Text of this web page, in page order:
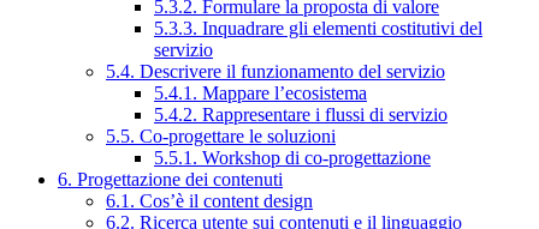
5.3.2. Formulare la proposta di valore
5.3.3. Inquadrare gli elementi costitutivi del
servizio
5.4. Descrivere il funzionamento del servizio
5.4.1. Mappare l’ecosistema
5.4.2. Rappresentare i flussi di servizio
5.5. Co-progettare le soluzioni
5.5.1. Workshop di co-progettazione
6. Progettazione dei contenuti
6.1. Cos’è il content design
6.2. Ricerca utente sui contenuti e il linguaggio